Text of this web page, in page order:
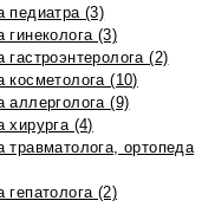
педиатра (3)
гинеколога (3)
(2)
косметолога (10)
аллерголога (9)
хирурга (4)
травматолога, ортопеда
гепатолога (2)